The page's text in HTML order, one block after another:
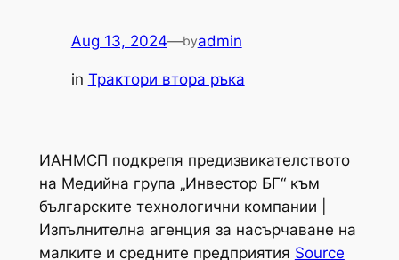
Aug 13, 2024—byadmin
in Трактори втора ръка
ИАНМСП подкрепя предизвикателството
на Медийна група „Инвестор БГ“ към
българските технологични компании |
Изпълнителна агенция за насърчаване на
малките и средните предприятия Source